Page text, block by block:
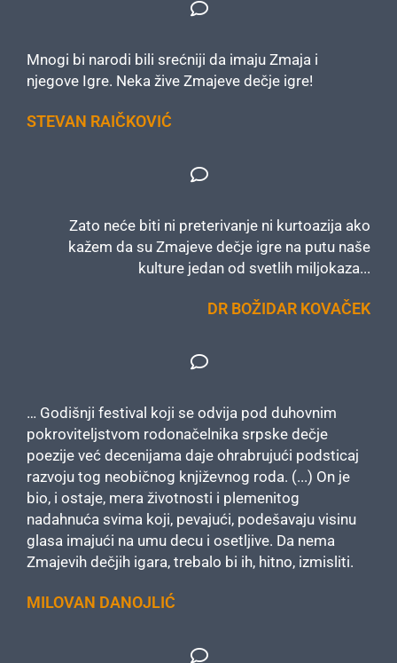
Mnogi bi narodi bili srećniji da imaju Zmaja i
njegove Igre. Neka žive Zmajeve dečje igre!
STEVAN RAIČKOVIĆ
Zato neće biti ni preterivanje ni kurtoazija ako
kažem da su Zmajeve dečje igre na putu naše
kulture jedan od svetlih miljokaza...
DR BOŽIDAR KOVAČEK
… Godišnji festival koji se odvija pod duhovnim
pokroviteljstvom rodonačelnika srpske dečje
poezije već decenijama daje ohrabrujući podsticaj
razvoju tog neobičnog književnog roda. (...) On je
bio, i ostaje, mera životnosti i plemenitog
nadahnuća svima koji, pevajući, podešavaju visinu
glasa imajući na umu decu i osetljive. Da nema
Zmajevih dečjih igara, trebalo bi ih, hitno, izmisliti.
MILOVAN DANOJLIĆ